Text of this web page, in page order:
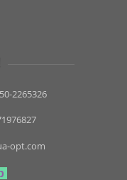
2265326
opt.com